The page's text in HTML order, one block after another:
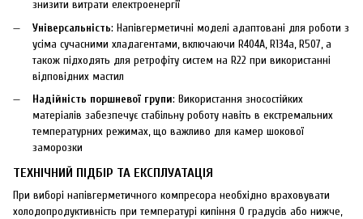
знизити витрати електроенергії
Універсальність: Напівгерметичні моделі адаптовані для роботи з
усіма сучасними хладагентами, включаючи R404A, R134a, R507, а
також підходять для ретрофіту систем на R22 при використанні
відповідних мастил
Надійність поршневої групи: Використання зносостійких
матеріалів забезпечує стабільну роботу навіть в екстремальних
температурних режимах, що важливо для камер шокової
заморозки
ТЕХНІЧНИЙ ПІДБІР ТА ЕКСПЛУАТАЦІЯ
При виборі напівгерметичного компресора необхідно враховувати
холодопродуктивність при температурі кипіння 0 градусів або нижче,